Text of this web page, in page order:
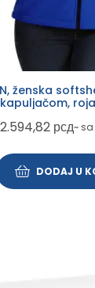
ženska
kapuljačom,
2.594,82 рсд~
DODAJ U